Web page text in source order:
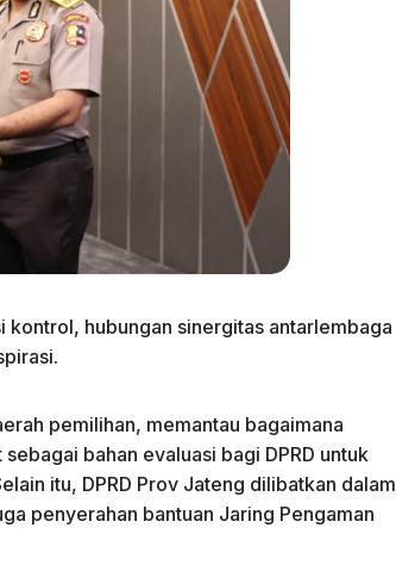
hubungan sinergitas antarlembaga
pemilihan, memantau bagaimana
bahan evaluasi bagi DPRD untuk
itu, DPRD Prov Jateng dilibatkan dalam
penyerahan bantuan Jaring Pengaman